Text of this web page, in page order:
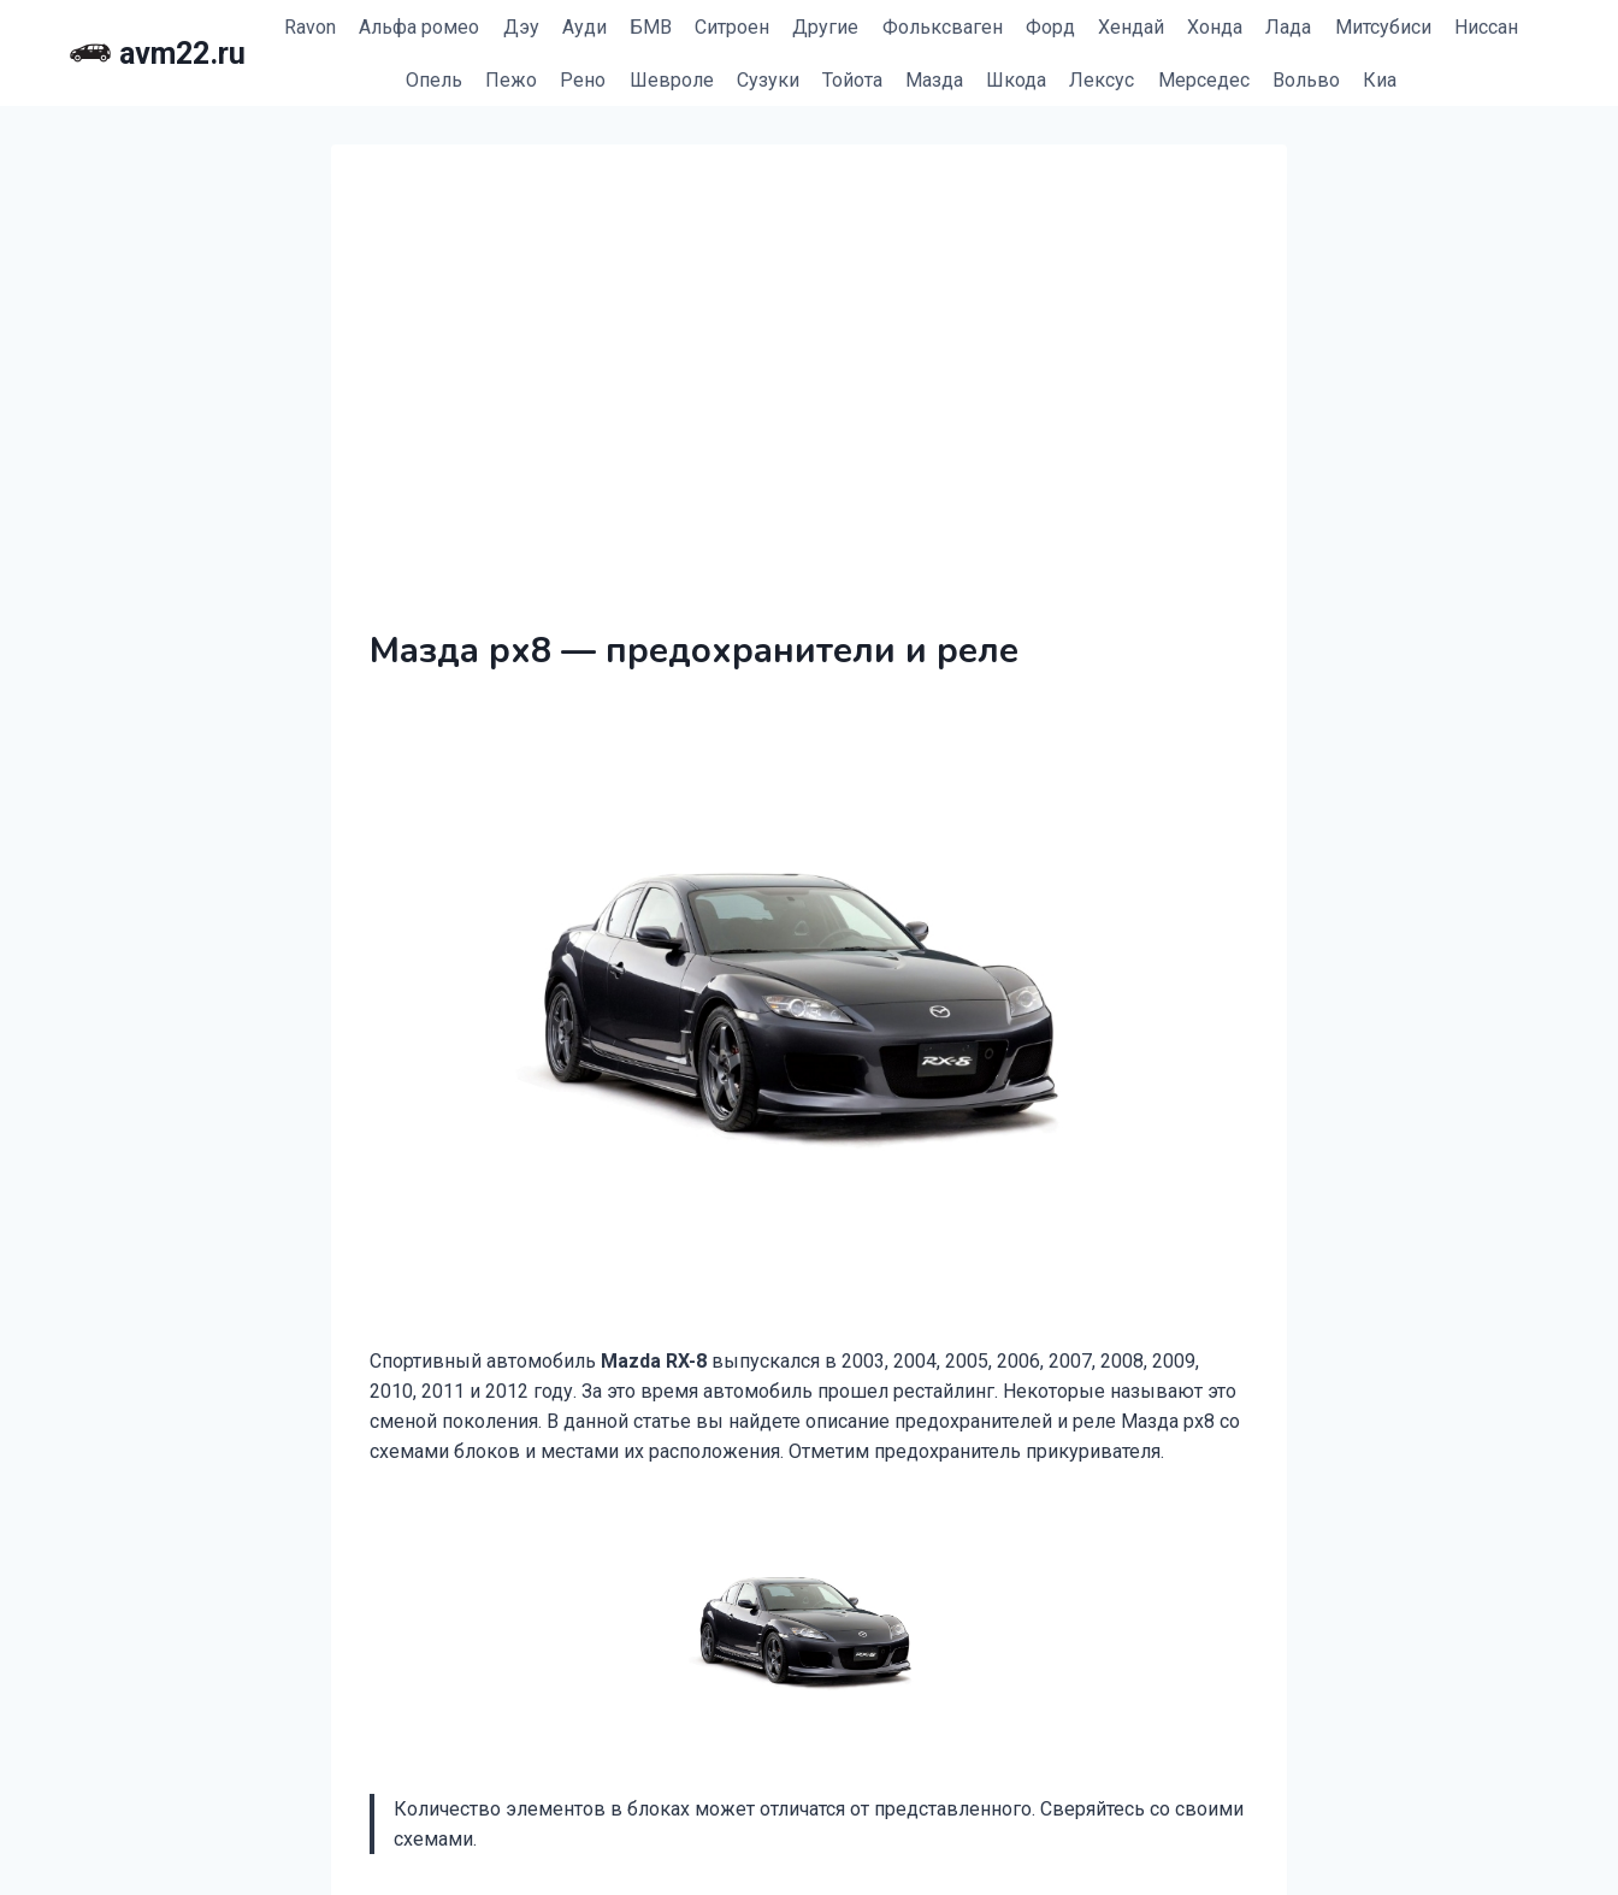
avm22.ru
Ravon Альфа ромео Дэу Ауди БМВ Cитроен Другие Фольксваген Форд Хендай Хонда Лада Митсубиси Ниссан
Опель Пежо Рено Шевроле Сузуки Тойота Мазда Шкода Лексус Мерседес Вольво Киа
Мазда рх8 — предохранители и реле
Спортивный автомобиль Mazda RX-8 выпускался в 2003, 2004, 2005, 2006, 2007, 2008, 2009,
2010, 2011 и 2012 году. За это время автомобиль прошел рестайлинг. Некоторые называют это
сменой поколения. В данной статье вы найдете описание предохранителей и реле Мазда рх8 со
схемами блоков и местами их расположения. Отметим предохранитель прикуривателя.
Количество элементов в блоках может отличатся от представленного. Сверяйтесь со своими
схемами.